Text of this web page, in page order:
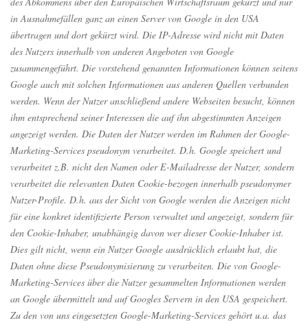
in Ausnahmefällen ganz an einen Server von Google in den USA
übertragen und dort gekürzt wird. Die IP-Adresse wird nicht mit Daten
des Nutzers innerhalb von anderen Angeboten von Google
zusammengeführt. Die vorstehend genannten Informationen können seitens
Google auch mit solchen Informationen aus anderen Quellen verbunden
werden. Wenn der Nutzer anschließend andere Webseiten besucht, können
ihm entsprechend seiner Interessen die auf ihn abgestimmten Anzeigen
angezeigt werden. Die Daten der Nutzer werden im Rahmen der Google-
Marketing-Services pseudonym verarbeitet. D.h. Google speichert und
verarbeitet z.B. nicht den Namen oder E-Mailadresse der Nutzer, sondern
verarbeitet die relevanten Daten Cookie-bezogen innerhalb pseudonymer
Nutzer-Profile. D.h. aus der Sicht von Google werden die Anzeigen nicht
für eine konkret identifizierte Person verwaltet und angezeigt, sondern für
den Cookie-Inhaber, unabhängig davon wer dieser Cookie-Inhaber ist.
Dies gilt nicht, wenn ein Nutzer Google ausdrücklich erlaubt hat, die
Daten ohne diese Pseudonymisierung zu verarbeiten. Die von Google-
Marketing-Services über die Nutzer gesammelten Informationen werden
an Google übermittelt und auf Googles Servern in den USA gespeichert.
Zu den von uns eingesetzten Google-Marketing-Services gehört u.a. das